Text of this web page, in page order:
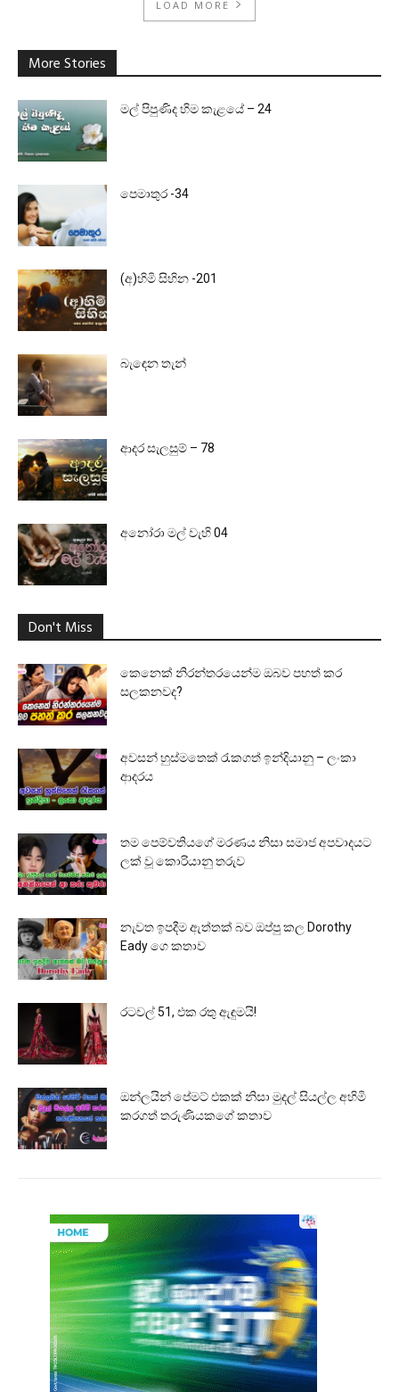
LOAD MORE
More Stories
මල් පිපුණිද හිම කැළයේ – 24
පෙමාතුර -34
(අ)හිමි සිහින -201
බැඳෙන තැන්
ආදර සැලසුම් – 78
අනෝරා මල් වැහි 04
Don't Miss
කෙනෙක් නිරන්තරයෙන්ම ඔබව පහත් කර
සලකනවද?
අවසන් හුස්මතෙක් රැකගත් ඉන්දියානු – ලංකා
ආදරය
තම පෙම්වතියගේ මරණය නිසා සමාජ අපවාදයට
ලක් වූ කොරියානු තරුව
නැවත ඉපදීම ඇත්තක් බව ඔප්පු කල Dorothy
Eady ගෙ කතාව
රටවල් 51, එක රතු ඇඳුමයි!
ඔන්ලයින් පේමට් එකක් නිසා මුදල් සියල්ල අහිමි
කරගත් තරුණියකගේ කතාව